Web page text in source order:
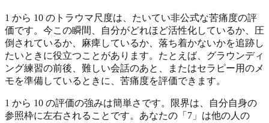
1 から 10 のトラウマ尺度は、たいてい非公式な苦痛度の評
価です。今この瞬間、自分がどれほど活性化しているか、圧
倒されているか、麻痺しているか、落ち着かないかを追跡し
たいときに役立つことがあります。たとえば、グラウンディ
ング練習の前後、難しい会話のあと、またはセラピー用のメ
モを準備しているときに、苦痛度を評価できます。
1 から 10 の評価の強みは簡単さです。限界は、自分自身の
参照枠に左右されることです。あなたの「7」は他の人の